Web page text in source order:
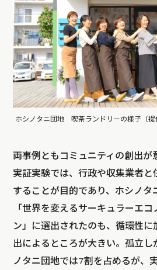
ホシノタニ団地 喫茶ランドリーの様子（提
両事例ともコミュニティの創出が
実証実験では、行政や収集業者と
することが目的であり、ホシノ
「世界を変えるサーキュラーエ
ン」に選出されたのも、循環性に
出によるところが大きい。孤立し
ノタニ団地では7割を占めるが、